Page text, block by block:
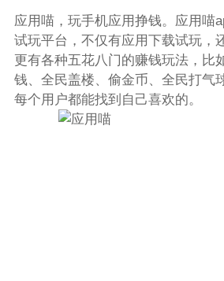
应用喵，玩手机应用挣钱。应用喵
试玩平台，不仅有应用下载试玩，
更有各种五花八门的赚钱玩法，比
钱、全民盖楼、偷金币、全民打气
每个用户都能找到自己喜欢的。